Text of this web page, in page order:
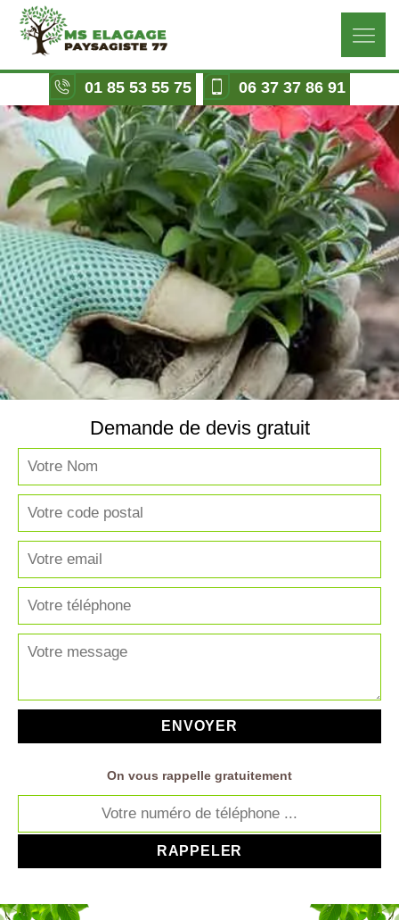
01 85 53 55 75 06 37 37 86 91
Demande de devis gratuit
On vous rappelle gratuitement